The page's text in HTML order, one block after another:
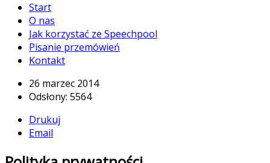
Start
O nas
Jak korzystać ze Speechpool
Pisanie przemówień
Kontakt
26 marzec 2014
Odsłony: 5564
Drukuj
Email